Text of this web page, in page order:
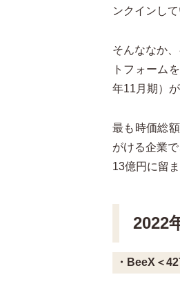
ンクインして
そんななか
トフォーム
年11 月期）
最も時価総
がける企業
13億円に留ま
2022
・BeeX＜